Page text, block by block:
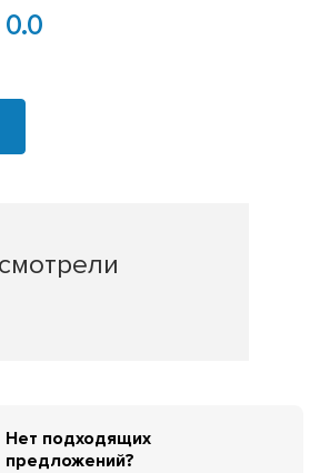
0.0
Нет подходящих
предложений?